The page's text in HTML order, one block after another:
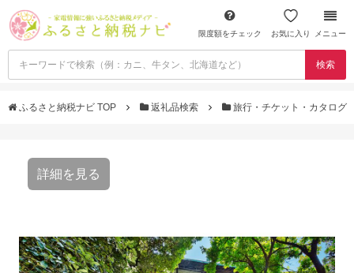
限度額をチェック お気に入り メニュー
検索
ふるさと納税ナビ TOP 返礼品検索 旅行・チケット・カタログ
詳細を見る